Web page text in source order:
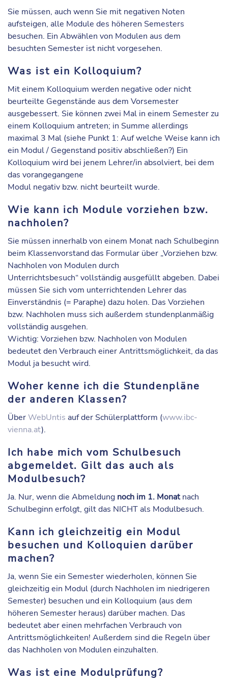
Sie müssen, auch wenn Sie mit negativen Noten
aufsteigen, alle Module des höheren Semesters
besuchen. Ein Abwählen von Modulen aus dem
besuchten Semester ist nicht vorgesehen.
Was ist ein Kolloquium?
Mit einem Kolloquium werden negative oder nicht
beurteilte Gegenstände aus dem Vorsemester
ausgebessert. Sie können zwei Mal in einem Semester zu
einem Kolloquium antreten; in Summe allerdings
maximal 3 Mal (siehe Punkt 1: Auf welche Weise kann ich
ein Modul / Gegenstand positiv abschließen?) Ein
Kolloquium wird bei jenem Lehrer/in absolviert, bei dem
das vorangegangene
Modul negativ bzw. nicht beurteilt wurde.
Wie kann ich Module vorziehen bzw.
nachholen?
Sie müssen innerhalb von einem Monat nach Schulbeginn
beim Klassenvorstand das Formular über „Vorziehen bzw.
Nachholen von Modulen durch
Unterrichtsbesuch“ vollständig ausgefüllt abgeben. Dabei
müssen Sie sich vom unterrichtenden Lehrer das
Einverständnis (= Paraphe) dazu holen. Das Vorziehen
bzw. Nachholen muss sich außerdem stundenplanmäßig
vollständig ausgehen.
Wichtig: Vorziehen bzw. Nachholen von Modulen
bedeutet den Verbrauch einer Antrittsmöglichkeit, da das
Modul ja besucht wird.
Woher kenne ich die Stundenpläne
der anderen Klassen?
ÜberWebUntis auf der Schülerplattform (www.ibc-
vienna.at).
Ich habe mich vom Schulbesuch
abgemeldet. Gilt das auch als
Modulbesuch?
Ja. Nur, wenn die Abmeldung noch im 1. Monatnach
Schulbeginn erfolgt, gilt das NICHT als Modulbesuch.
Kann ich gleichzeitig ein Modul
besuchen und Kolloquien darüber
machen?
Ja, wenn Sie ein Semester wiederholen, können Sie
gleichzeitig ein Modul (durch Nachholen im niedrigeren
Semester) besuchen und ein Kolloquium (aus dem
höheren Semester heraus) darüber machen. Das
bedeutet aber einen mehrfachen Verbrauch von
Antrittsmöglichkeiten! Außerdem sind die Regeln über
das Nachholen von Modulen einzuhalten.
Was ist eine Modulprüfung?